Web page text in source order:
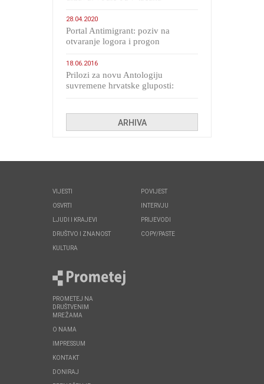
28.04.2020
Portal Antimigrant: poziv na
otvaranje logora i progon
18.06.2016
Prilozi za novu Antologiju
suvremene hrvatske gluposti:
ARHIVA
VIJESTI
OSVRTI
LJUDI I KRAJEVI
DRUŠTVO I ZNANOST
KULTURA
POVIJEST
INTERVJU
PRIJEVODI
COPY/PASTE
PROMETEJ NA
DRUŠTVENIM
MREŽAMA
O NAMA
IMPRESSUM
KONTAKT
DONIRAJ